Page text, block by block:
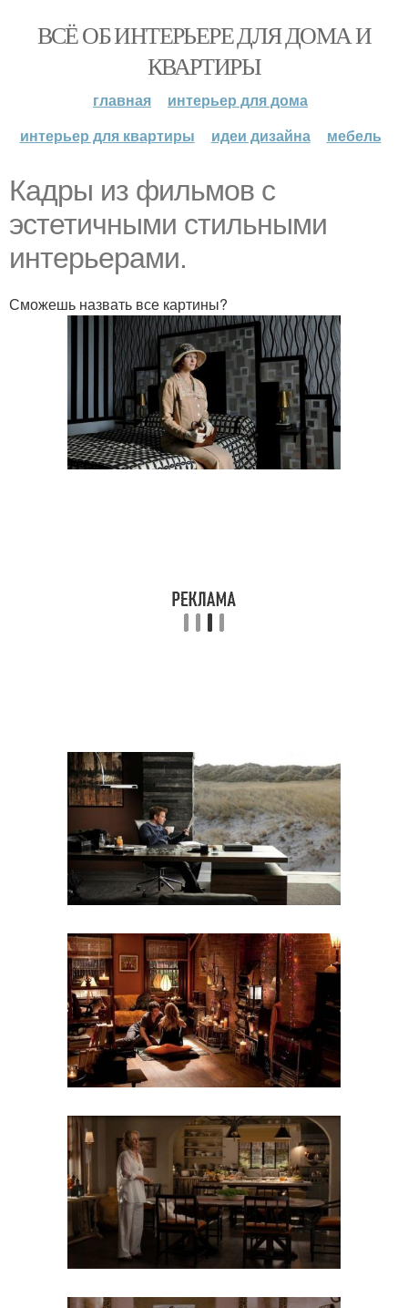
ВСЁ ОБ ИНТЕРЬЕРЕ ДЛЯ ДОМА И
КВАРТИРЫ
главная
интерьер для дома
интерьер для квартиры
идеи дизайна мебель
Кадры из фильмов с
эстетичными стильными
интерьерами.
Сможешь назвать все картины?